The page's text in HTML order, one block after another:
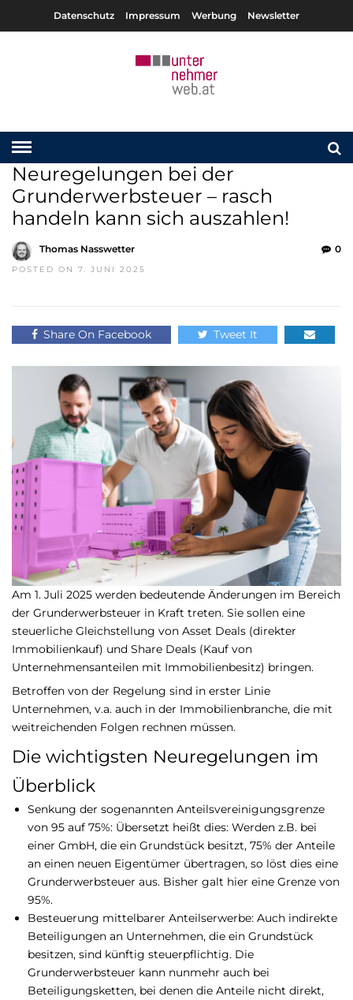
Datenschutz Impressum Werbung Newsletter
Neuregelungen bei der
Grunderwerbsteuer – rasch
handeln kann sich auszahlen!
Thomas Nasswetter
POSTED ON 7. JUNI 2025
0
Share On Facebook Tweet It
Am 1. Juli 2025 werden bedeutende Änderungen im Bereich
der Grunderwerbsteuer in Kraft treten. Sie sollen eine
steuerliche Gleichstellung von Asset Deals (direkter
Immobilienkauf) und Share Deals (Kauf von
Unternehmensanteilen mit Immobilienbesitz) bringen.
Betroffen von der Regelung sind in erster Linie
Unternehmen, v.a. auch in der Immobilienbranche, die mit
weitreichenden Folgen rechnen müssen.
Die wichtigsten Neuregelungen im
Überblick
Senkung der sogenannten Anteilsvereinigungsgrenze
von 95 auf 75%: Übersetzt heißt dies: Werden z.B. bei
einer GmbH, die ein Grundstück besitzt, 75% der Anteile
an einen neuen Eigentümer übertragen, so löst dies eine
Grunderwerbsteuer aus. Bisher galt hier eine Grenze von
95%.
Besteuerung mittelbarer Anteilserwerbe: Auch indirekte
Beteiligungen an Unternehmen, die ein Grundstück
besitzen, sind künftig steuerpflichtig. Die
Grunderwerbsteuer kann nunmehr auch bei
Beteiligungsketten, bei denen die Anteile nicht direkt,